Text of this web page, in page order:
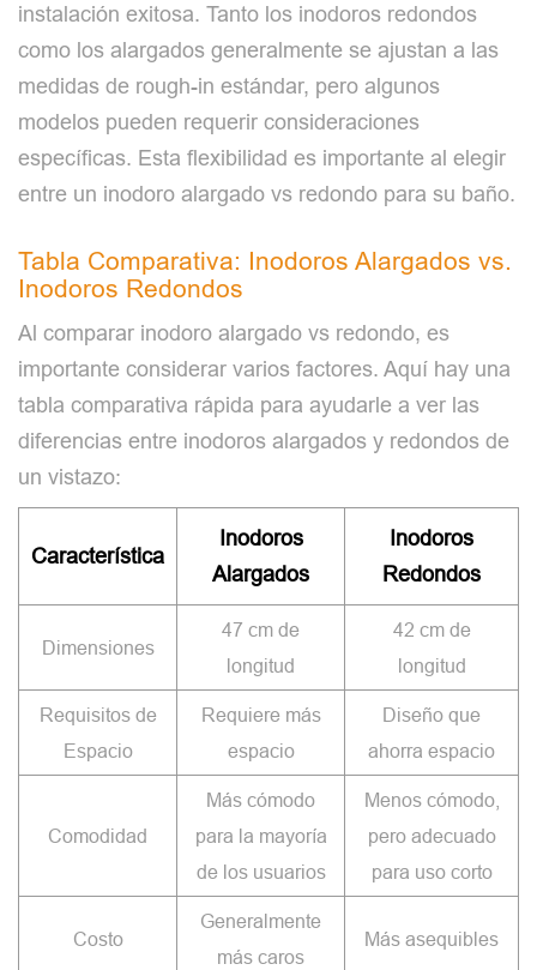
instalación exitosa. Tanto los inodoros redondos
como los alargados generalmente se ajustan a las
medidas de rough-in estándar, pero algunos
modelos pueden requerir consideraciones
específicas. Esta flexibilidad es importante al elegir
entre un inodoro alargado vs redondo para su baño.
Tabla Comparativa: Inodoros Alargados vs.
Inodoros Redondos
Al comparar inodoro alargado vs redondo, es
importante considerar varios factores. Aquí hay una
tabla comparativa rápida para ayudarle a ver las
diferencias entre inodoros alargados y redondos de
un vistazo:
Característica
Inodoros
Alargados
Inodoros
Redondos
Dimensiones
47 cm de
longitud
42 cm de
longitud
Requisitos de
Espacio
Requiere más
espacio
Diseño que
ahorra espacio
Comodidad
Más cómodo
para la mayoría
de los usuarios
Menos cómodo,
pero adecuado
para uso corto
Costo
Generalmente
más caros
Más asequibles